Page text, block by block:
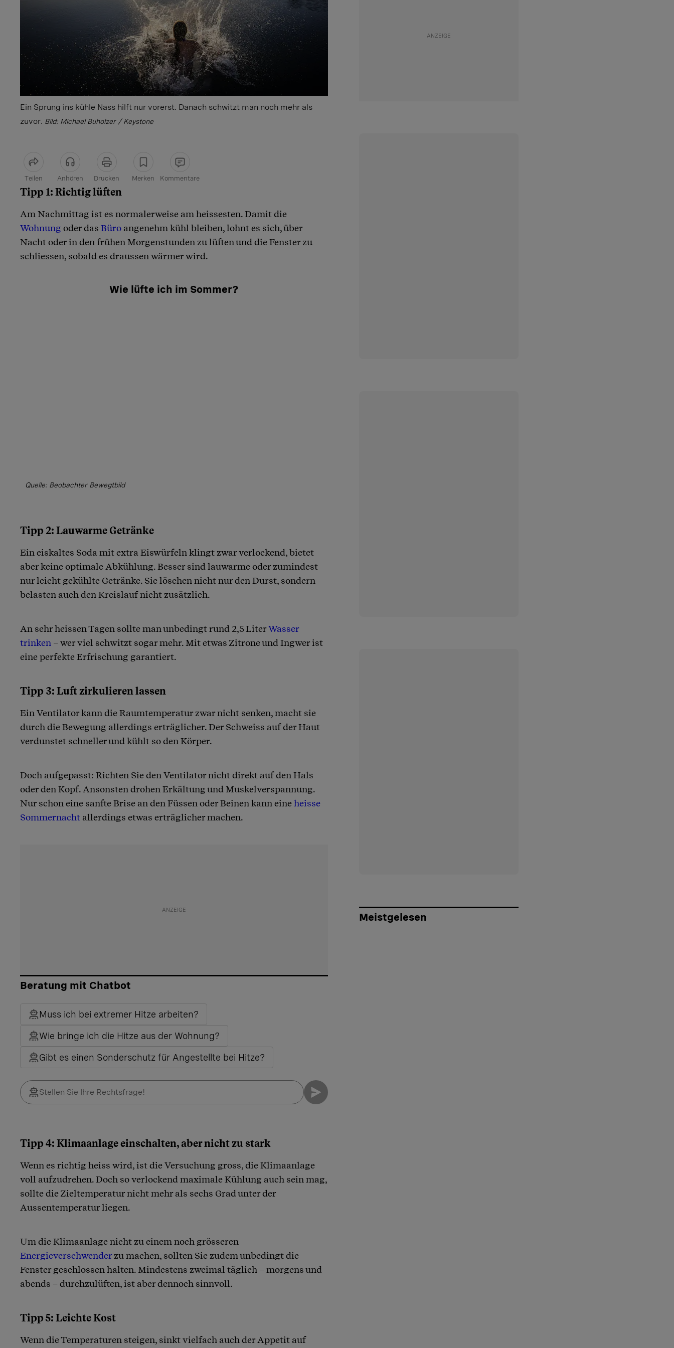
Ein Sprung ins kühle Nass hilft nur vorerst. Danach schwitzt man noch mehr als
zuvor. Bild: Michael Buholzer / Keystone
Teilen Anhören Drucken Merken Kommentare
Artikel teilen
Tipp 1: Richtig lüften
Am Nachmittag ist es normalerweise am heissesten. Damit die
Wohnung oder das Büro angenehm kühl bleiben, lohnt es sich, über
Nacht oder in den frühen Morgenstunden zu lüften und die Fenster zu
schliessen, sobald es draussen wärmer wird.
Wie lüfte ich im Sommer?
Quelle: Beobachter Bewegtbild
Tipp 2: Lauwarme Getränke
Ein eiskaltes Soda mit extra Eiswürfeln klingt zwar verlockend, bietet
aber keine optimale Abkühlung. Besser sind lauwarme oder zumindest
nur leicht gekühlte Getränke. Sie löschen nicht nur den Durst, sondern
belasten auch den Kreislauf nicht zusätzlich.
An sehr heissen Tagen sollte man unbedingt rund 2,5 LiterWasser
trinken – wer viel schwitzt sogar mehr. Mit etwas Zitrone und Ingwer ist
eine perfekte Erfrischung garantiert.
Tipp 3: Luft zirkulieren lassen
Ein Ventilator kann die Raumtemperatur zwar nicht senken, macht sie
durch die Bewegung allerdings erträglicher. Der Schweiss auf der Haut
verdunstet schneller und kühlt so den Körper.
Doch aufgepasst: Richten Sie den Ventilator nicht direkt auf den Hals
oder den Kopf. Ansonsten drohen Erkältung und Muskelverspannung.
Nur schon eine sanfte Brise an den Füssen oder Beinen kann eineheisse
Sommernacht allerdings etwas erträglicher machen.
Beratung mit Chatbot
Muss ich bei extremer Hitze arbeiten?
Wie bringe ich die Hitze aus der Wohnung?
Gibt es einen Sonderschutz für Angestellte bei Hitze?
Tipp 4: Klimaanlage einschalten, aber nicht zu stark
Wenn es richtig heiss wird, ist die Versuchung gross, die Klimaanlage
voll aufzudrehen. Doch so verlockend maximale Kühlung auch sein mag,
sollte die Zieltemperatur nicht mehr als sechs Grad unter der
Aussentemperatur liegen.
Um die Klimaanlage nicht zu einem noch grösseren
Energieverschwenderzu machen, sollten Sie zudem unbedingt die
Fenster geschlossen halten. Mindestens zweimal täglich – morgens und
abends – durchzulüften, ist aber dennoch sinnvoll.
Tipp 5: Leichte Kost
Wenn die Temperaturen steigen, sinkt vielfach auch der Appetit auf
Meistgelesen